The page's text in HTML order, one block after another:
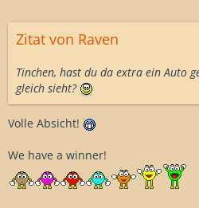
Zitat von Raven
Tinchen, hast du da extra ein Auto
gleich sieht?
Volle Absicht!
We have a winner!